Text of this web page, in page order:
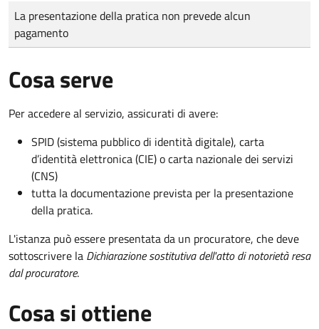
Tipo di pagamento
Importo
La presentazione della pratica non prevede alcun
pagamento
Cosa serve
Per accedere al servizio, assicurati di avere:
SPID (sistema pubblico di identità digitale), carta
d’identità elettronica (CIE) o carta nazionale dei servizi
(CNS)
tutta la documentazione prevista per la presentazione
della pratica.
L'istanza può essere presentata da un procuratore, che deve
sottoscrivere la Dichiarazione sostitutiva dell'atto di notorietà resa
dal procuratore.
Cosa si ottiene